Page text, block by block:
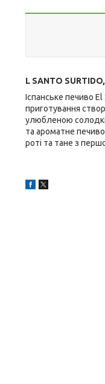
L SANTO
Іспанське печиво
приготування
улюбленою
та ароматне
роті та тане з